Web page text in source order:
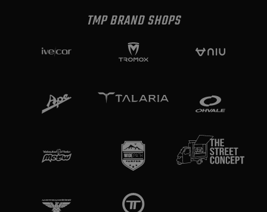
TMP BRAND SHOPS